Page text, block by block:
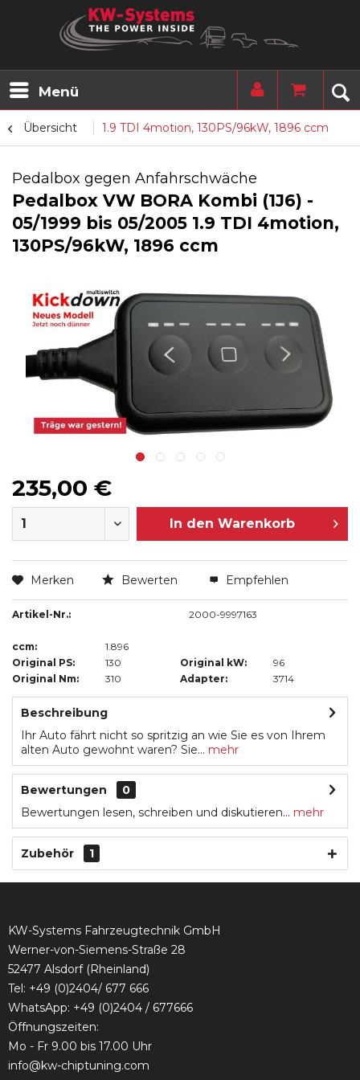
Menü
Übersicht 1.9 TDI 4motion, 130PS/96kW, 1896 ccm
Pedalbox gegen Anfahrschwäche
Pedalbox VW BORA Kombi (1J6) -
05/1999 bis 05/2005 1.9 TDI 4motion,
130PS/96kW, 1896 ccm
235,00 €
In den Warenkorb
Merken Bewerten Empfehlen
Artikel-Nr.: 2000-9997163
ccm:
1.896
Original PS:
130 Original kW:
96
Original Nm:
310 Adapter: 3714
Beschreibung
Ihr Auto fährt nicht so spritzig an wie Sie es von Ihrem
alten Auto gewohnt waren? Sie... mehr
Bewertungen
0
Bewertungen lesen, schreiben und diskutieren... mehr
Zubehör 1
KW-Systems Fahrzeugtechnik GmbH
Werner-von-Siemens-Straße 28
52477 Alsdorf (Rheinland)
Tel: +49 (0)2404/ 677 666
WhatsApp: +49 (0)2404 / 677666
Öffnungszeiten:
Mo - Fr 9.00 bis 17.00 Uhr
info@kw-chiptuning.com